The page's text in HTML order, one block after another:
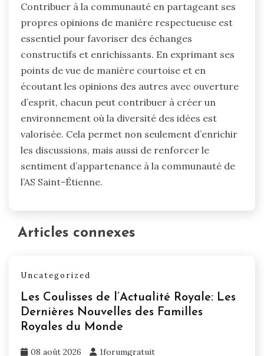
Contribuer à la communauté en partageant ses
propres opinions de manière respectueuse est
essentiel pour favoriser des échanges
constructifs et enrichissants. En exprimant ses
points de vue de manière courtoise et en
écoutant les opinions des autres avec ouverture
d’esprit, chacun peut contribuer à créer un
environnement où la diversité des idées est
valorisée. Cela permet non seulement d’enrichir
les discussions, mais aussi de renforcer le
sentiment d’appartenance à la communauté de
l’AS Saint-Étienne.
Articles connexes
Uncategorized
Les Coulisses de l’Actualité Royale: Les
Dernières Nouvelles des Familles
Royales du Monde
08 août 2026 1forumgratuit